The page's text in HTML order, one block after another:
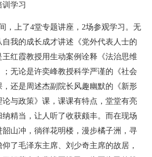
训学习
，上了4堂专题讲座，2场参观学习。无
我的成长成才讲述《党外代表人士的
王红霞教授用生动案例诠释《法治思维
无论是许奕峰教授科学严谨的《社会
还是周述杰副院长风趣幽默的《新形
与政策》课，课课有特点，堂堂有亮
纳精当，让人听了收获颇丰。而在现场
山冲，徜徉花明楼，漫步橘子洲，寻
了毛泽东主席、刘少奇主席的故居，